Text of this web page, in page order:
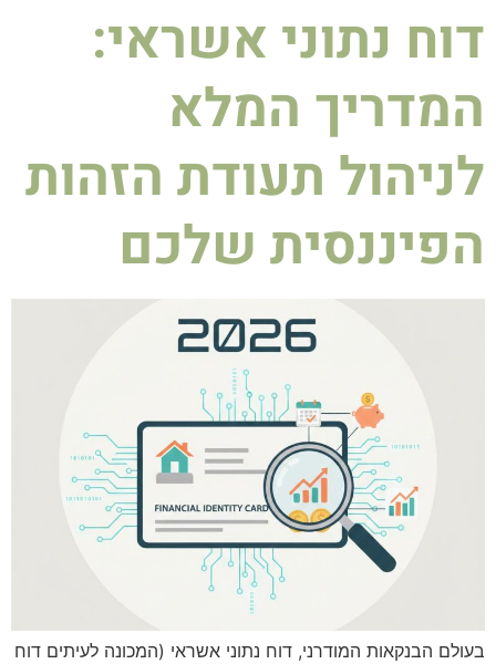
דוח נתוני אשראי:
המדריך המלא
לניהול תעודת הזהות
הפיננסית שלכם
בעולם הבנקאות המודרני, דוח נתוני אשראי (המכונה לעיתים דוח